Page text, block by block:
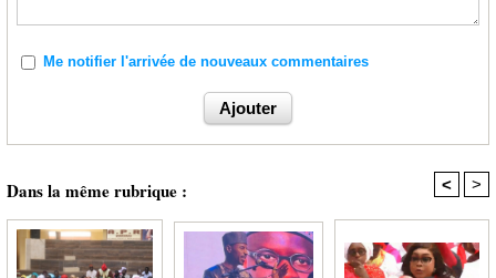
Me notifier l'arrivée de nouveaux commentaires
Dans la même rubrique : < >